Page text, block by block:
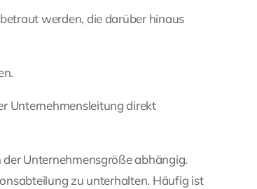
werden, die darüber hinaus
Unternehmensleitung direkt
Unternehmensgröße abhängig.
zu unterhalten. Häufig ist